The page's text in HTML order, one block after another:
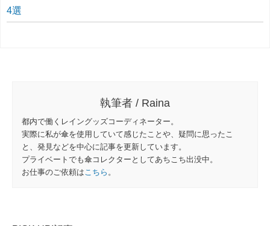
4選
執筆者 / Raina
都内で働くレイングッズコーディネーター。
実際に私が傘を使用していて感じたことや、疑問に思ったこ
と、発見などを中心に記事を更新しています。
プライベートでも傘コレクターとしてあちこち出没中。
お仕事のご依頼はこちら 。